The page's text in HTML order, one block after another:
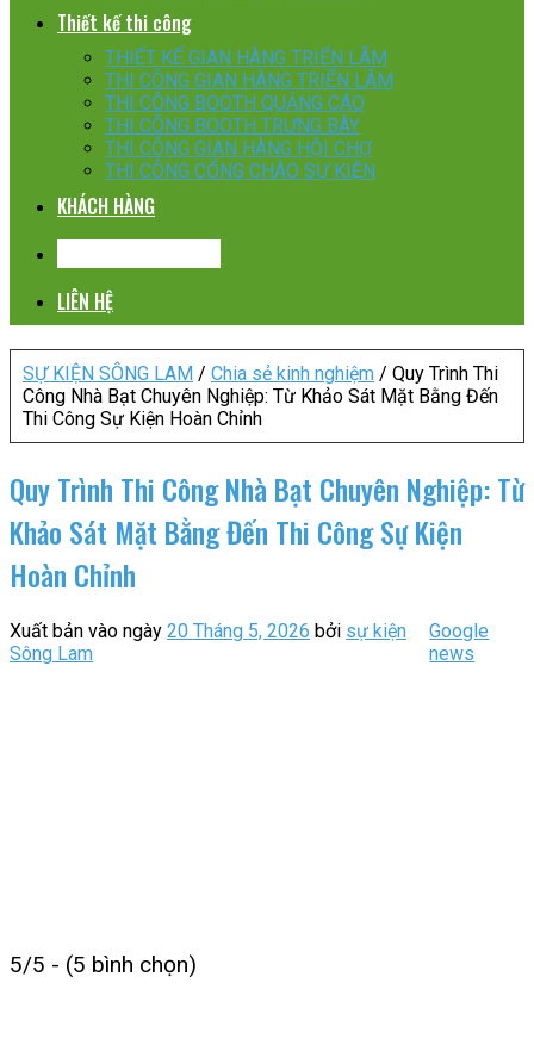
Thiết kế thi công
THIẾT KẾ GIAN HÀNG TRIỂN LÃM
THI CÔNG GIAN HÀNG TRIỂN LÃM
THI CÔNG BOOTH QUẢNG CÁO
THI CÔNG BOOTH TRƯNG BÀY
THI CÔNG GIAN HÀNG HỘI CHỢ
THI CÔNG CỔNG CHÀO SỰ KIỆN
KHÁCH HÀNG
LIÊN HỆ
SỰ KIỆN SÔNG LAM / Chia sẻ kinh nghiệm / Quy Trình Thi
Công Nhà Bạt Chuyên Nghiệp: Từ Khảo Sát Mặt Bằng Đến
Thi Công Sự Kiện Hoàn Chỉnh
Quy Trình Thi Công Nhà Bạt Chuyên Nghiệp: Từ
Khảo Sát Mặt Bằng Đến Thi Công Sự Kiện
Hoàn Chỉnh
Xuất bản vào ngày 20 Tháng 5, 2026 bởi sự kiện
Sông Lam
Google
news
5/5 - (5 bình chọn)